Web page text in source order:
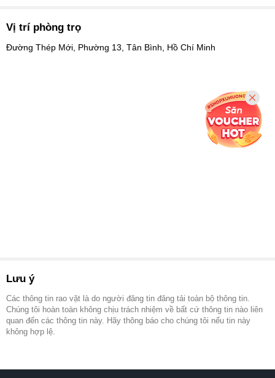
Vị trí phòng trọ
Đường Thép Mới, Phường 13, Tân Bình, Hồ Chí Minh
Lưu ý
Các thông tin rao vặt là do người đăng tin đăng tải toàn bộ thông tin.
Chúng tôi hoàn toàn không chịu trách nhiệm về bất cứ thông tin nào liên
quan đến các thông tin này. Hãy thông báo cho chúng tôi nếu tin này
không hợp lệ.